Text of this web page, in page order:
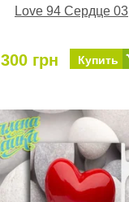
Love 94 Сердце 03
300 грн Купить